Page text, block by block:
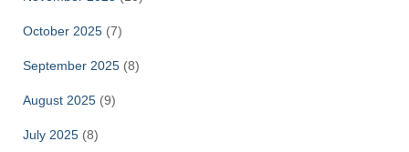
October 2025 (7)
September 2025 (8)
August 2025 (9)
July 2025 (8)